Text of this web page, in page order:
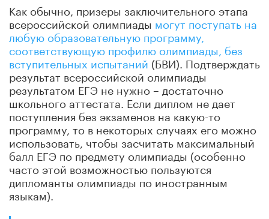
Как обычно, призеры заключительного этапа
всероссийской олимпиады могут поступать на
любую образовательную программу,
соответствующую профилю олимпиады, без
вступительных испытаний (БВИ). Подтверждать
результат всероссийской олимпиады
результатом ЕГЭ не нужно – достаточно
школьного аттестата. Если диплом не дает
поступления без экзаменов на какую-то
программу, то в некоторых случаях его можно
использовать, чтобы засчитать максимальный
балл ЕГЭ по предмету олимпиады (особенно
часто этой возможностью пользуются
дипломанты олимпиады по иностранным
языкам).